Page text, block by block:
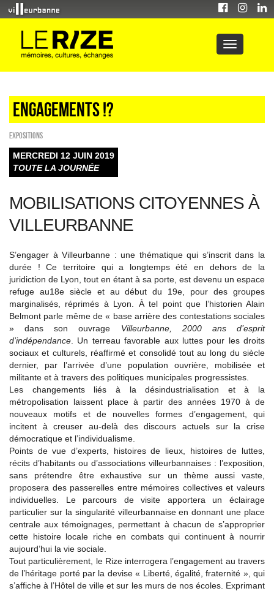
Engagements !?
EXPOSITIONS
MERCREDI 12 JUIN 2019
TOUTE LA JOURNÉE
MOBILISATIONS CITOYENNES À
VILLEURBANNE
S’engager à Villeurbanne : une thématique qui s’inscrit dans la
durée ! Ce territoire qui a longtemps été en dehors de la
juridiction de Lyon, tout en étant à sa porte, est devenu un espace
refuge au18e siècle et au début du 19e, pour des groupes
marginalisés, réprimés à Lyon. À tel point que l’historien Alain
Belmont parle même de « base arrière des contestations sociales
» dans son ouvrage Villeurbanne, 2000 ans d’esprit
d’indépendance . Un terreau favorable aux luttes pour les droits
sociaux et culturels, réaffirmé et consolidé tout au long du siècle
dernier, par l’arrivée d’une population ouvrière, mobilisée et
militante et à travers des politiques municipales progressistes.
Les changements liés à la désindustrialisation et à la
métropolisation laissent place à partir des années 1970 à de
nouveaux motifs et de nouvelles formes d’engagement, qui
incitent à creuser au-delà des discours actuels sur la crise
démocratique et l’individualisme.
Points de vue d’experts, histoires de lieux, histoires de luttes,
récits d’habitants ou d’associations villeurbannaises : l’exposition,
sans prétendre être exhaustive sur un thème aussi vaste,
proposera des passerelles entre mémoires collectives et valeurs
individuelles. Le parcours de visite apportera un éclairage
particulier sur la singularité villeurbannaise en donnant une place
centrale aux témoignages, permettant à chacun de s’approprier
cette histoire locale riche en combats qui continuent à nourrir
aujourd’hui la vie sociale.
Tout particulièrement, le Rize interrogera l’engagement au travers
de l’héritage porté par la devise « Liberté, égalité, fraternité », qui
s’affiche à l’Hôtel de ville et sur les murs de nos écoles. Exprimant